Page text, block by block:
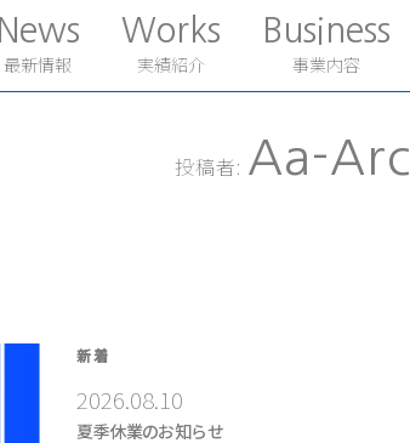
News
最新情報
Works
実績紹介
Business
事業内容
投稿者: Aa-Arc
新着
2026.08.10
夏季休業のお知らせ